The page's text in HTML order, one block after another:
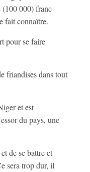
(100 000) franc
fait connaître.
pour se faire
friandises dans tout
et est
du pays, une
de se battre et
sera trop dur, il